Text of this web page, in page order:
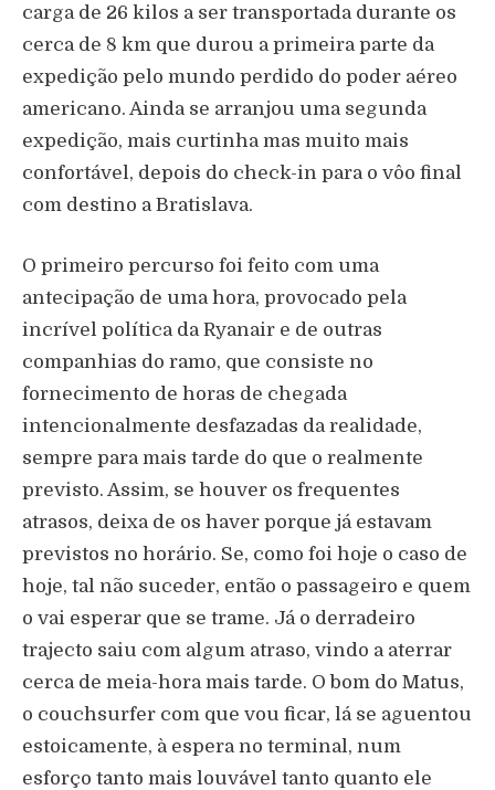
carga de 26 kilos a ser transportada durante os
cerca de 8 km que durou a primeira parte da
expedição pelo mundo perdido do poder aéreo
americano. Ainda se arranjou uma segunda
expedição, mais curtinha mas muito mais
confortável, depois do check-in para o vôo final
com destino a Bratislava.
O primeiro percurso foi feito com uma
antecipação de uma hora, provocado pela
incrível política da Ryanair e de outras
companhias do ramo, que consiste no
fornecimento de horas de chegada
intencionalmente desfazadas da realidade,
sempre para mais tarde do que o realmente
previsto. Assim, se houver os frequentes
atrasos, deixa de os haver porque já estavam
previstos no horário. Se, como foi hoje o caso de
hoje, tal não suceder, então o passageiro e quem
o vai esperar que se trame. Já o derradeiro
trajecto saiu com algum atraso, vindo a aterrar
cerca de meia-hora mais tarde. O bom do Matus,
o couchsurfer com que vou ficar, lá se aguentou
estoicamente, à espera no terminal, num
esforço tanto mais louvável tanto quanto ele